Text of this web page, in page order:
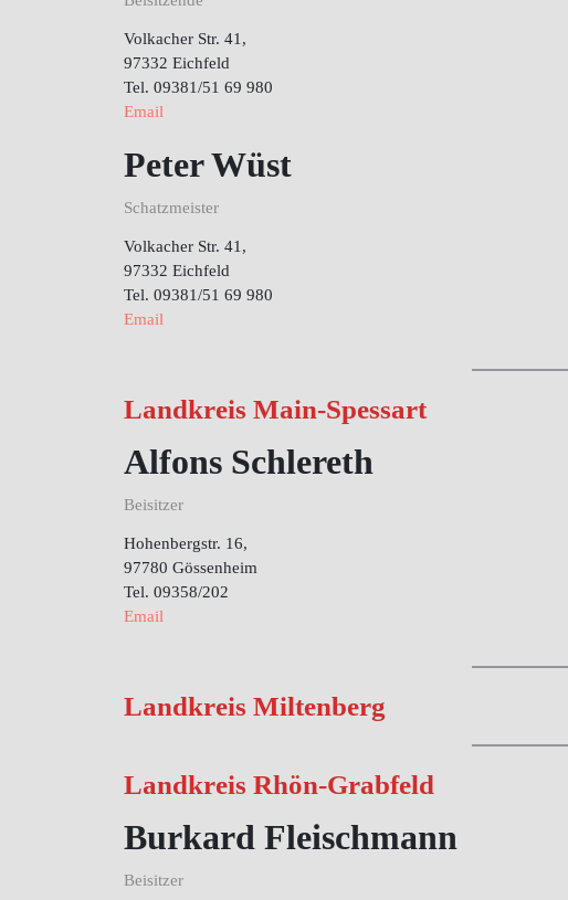
Volkacher Str. 41,
97332 Eichfeld
Tel. 09381/51 69 980
Email
Peter Wüst
Schatzmeister
Volkacher Str. 41,
97332 Eichfeld
Tel. 09381/51 69 980
Email
Landkreis Main-Spessart
Alfons Schlereth
Beisitzer
Hohenbergstr. 16,
97780 Gössenheim
Tel. 09358/202
Email
Landkreis Miltenberg
Landkreis Rhön-Grabfeld
Burkard Fleischmann
Beisitzer